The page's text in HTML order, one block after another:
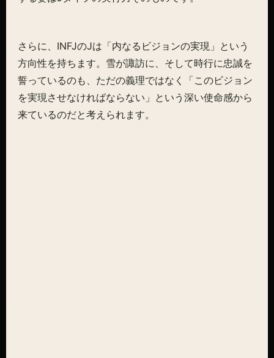
さらに、INFJのJは「内なるビジョンの実現」という
方向性を持ちます。雪が諏訪に、そして時行に忠誠を
誓っているのも、ただの義理ではなく「このビジョン
を実現させなければならない」という深い使命感から
来ているのだと考えられます。